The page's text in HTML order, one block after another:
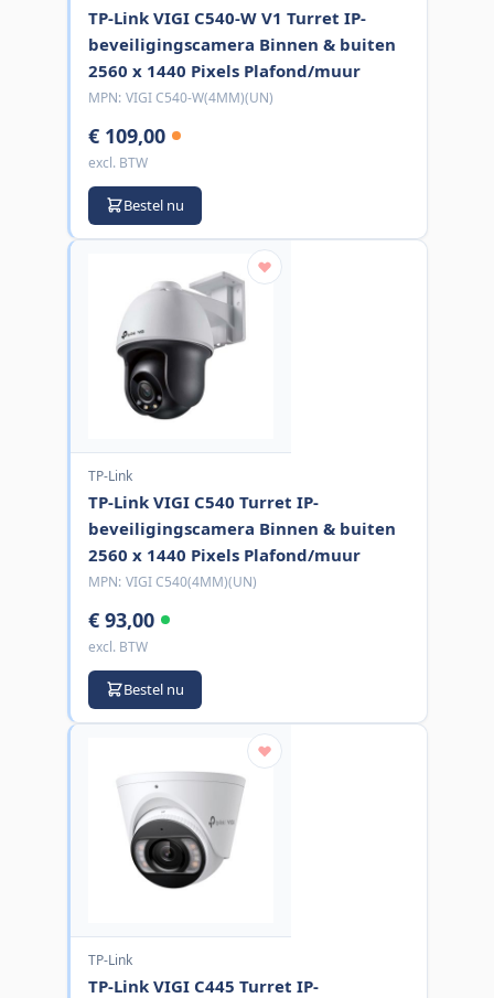
TP-Link VIGI C540-W V1 Turret IP-
beveiligingscamera Binnen & buiten
2560 x 1440 Pixels Plafond/muur
MPN: VIGI C540-W(4MM)(UN)
€ 109,00
excl. BTW
Bestel nu
TP-Link
TP-Link VIGI C540 Turret IP-
beveiligingscamera Binnen & buiten
2560 x 1440 Pixels Plafond/muur
MPN: VIGI C540(4MM)(UN)
€ 93,00
excl. BTW
Bestel nu
TP-Link
TP-Link VIGI C445 Turret IP-